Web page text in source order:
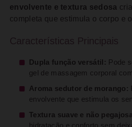
envolvente e textura sedosa
completa que estimula o corpo e
Características Principais
Dupla função versátil: Pode
gel de massagem corporal
Aroma sedutor de morango:
envolvente que estimula os
Textura suave e não